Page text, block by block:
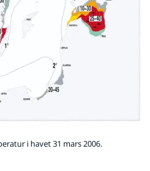
i havet 31 mars 2006.